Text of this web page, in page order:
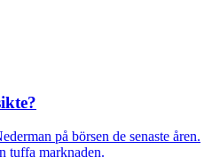
på börsen de senaste åren.
tuffa marknaden.